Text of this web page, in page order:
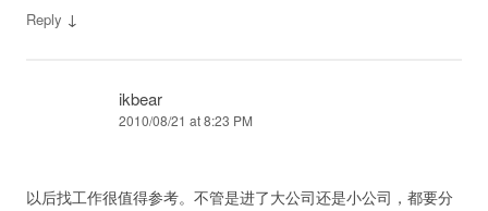
Reply ↓
ikbear
2010/08/21 at 8:23 PM
以后找工作很值得参考。不管是进了大公司还是小公司，都要分